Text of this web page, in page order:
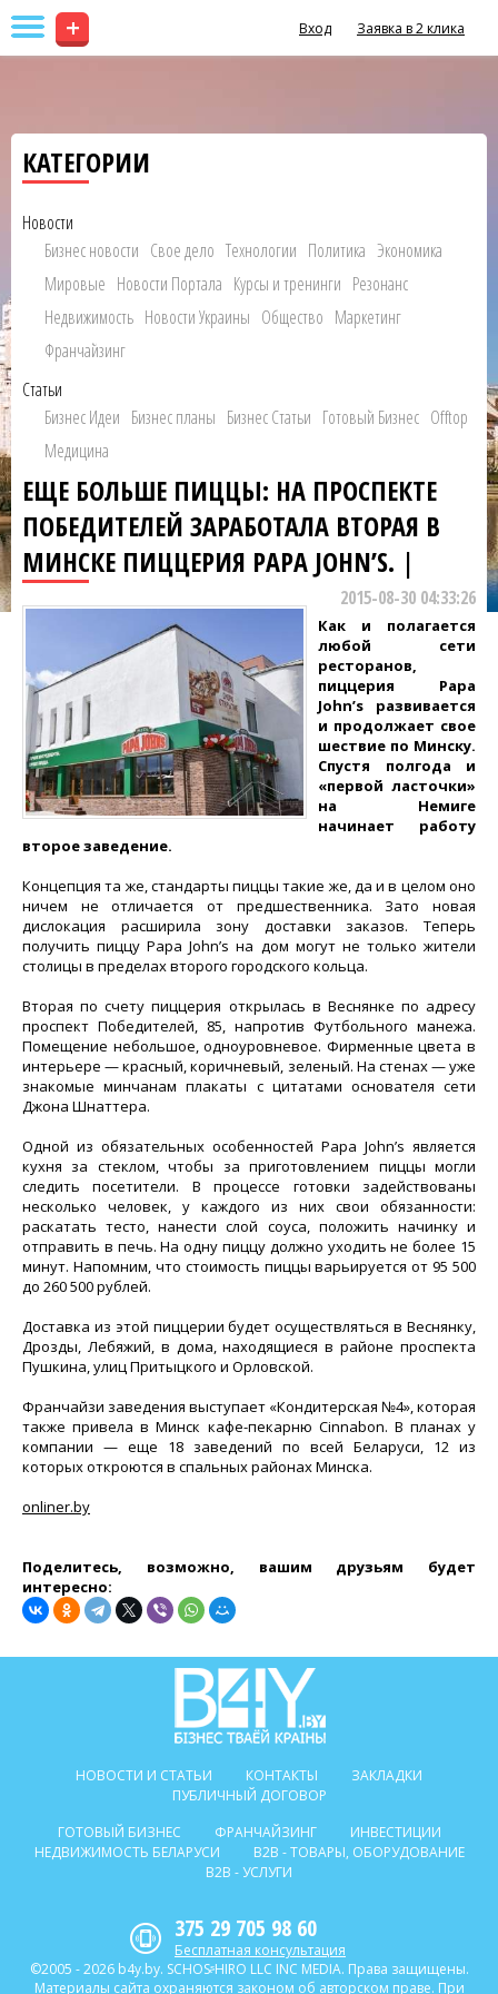
+ Вход Заявка в 2 клика
КАТЕГОРИИ
Новости
Бизнес новости Свое дело Технологии Политика Экономика
Мировые Новости Портала Курсы и тренинги Резонанс
Недвижимость Новости Украины Общество Маркетинг
Франчайзинг
Статьи
Бизнес Идеи Бизнес планы Бизнес Статьи Готовый Бизнес Offtop
Медицина
ЕЩЕ БОЛЬШЕ ПИЦЦЫ: НА ПРОСПЕКТЕ
ПОБЕДИТЕЛЕЙ ЗАРАБОТАЛА ВТОРАЯ В
МИНСКЕ ПИЦЦЕРИЯ PAPA JOHN’S. |
2015-08-30 04:33:26
Как и полагается
любой сети
ресторанов,
пиццерия Papa
John’s развивается
и продолжает свое
шествие по Минску.
Спустя полгода и
«первой ласточки»
на Немиге
начинает работу
второе заведение.
Концепция та же, стандарты пиццы такие же, да и в целом оно
ничем не отличается от предшественника. Зато новая
дислокация расширила зону доставки заказов. Теперь
получить пиццу Papa John’s на дом могут не только жители
столицы в пределах второго городского кольца.
Вторая по счету пиццерия открылась в Веснянке по адресу
проспект Победителей, 85, напротив Футбольного манежа.
Помещение небольшое, одноуровневое. Фирменные цвета в
интерьере — красный, коричневый, зеленый. На стенах — уже
знакомые минчанам плакаты с цитатами основателя сети
Джона Шнаттера.
Одной из обязательных особенностей Papa John’s является
кухня за стеклом, чтобы за приготовлением пиццы могли
следить посетители. В процессе готовки задействованы
несколько человек, у каждого из них свои обязанности:
раскатать тесто, нанести слой соуса, положить начинку и
отправить в печь. На одну пиццу должно уходить не более 15
минут. Напомним, что стоимость пиццы варьируется от 95 500
до 260 500 рублей.
Доставка из этой пиццерии будет осуществляться в Веснянку,
Дрозды, Лебяжий, в дома, находящиеся в районе проспекта
Пушкина, улиц Притыцкого и Орловской.
Франчайзи заведения выступает «Кондитерская №4», которая
также привела в Минск кафе-пекарню Cinnabon. В планах у
компании — еще 18 заведений по всей Беларуси, 12 из
которых откроются в спальных районах Минска.
onliner.by
Поделитесь, возможно, вашим друзьям будет
интересно:
НОВОСТИ И СТАТЬИ КОНТАКТЫ
ЗАКЛАДКИ
ПУБЛИЧНЫЙ ДОГОВОР
ГОТОВЫЙ БИЗНЕС
ФРАНЧАЙЗИНГ
ИНВЕСТИЦИИ
НЕДВИЖИМОСТЬ БЕЛАРУСИ
B2B - ТОВАРЫ, ОБОРУДОВАНИЕ
B2B - УСЛУГИ
375 29 705 98 60
Бесплатная консультация
©2005 - 2026 b4y.by. SCHOSᶳHIRO LLC INC MEDIA. Права защищены.
Материалы сайта охраняются законом об авторском праве. При